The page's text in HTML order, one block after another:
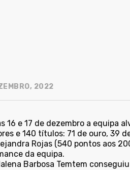
2022
16 e 17 de dezembro a equipa
e 140 títulos: 71 de ouro, 39
Rojas (540 pontos aos
da equipa.
Barbosa Temtem